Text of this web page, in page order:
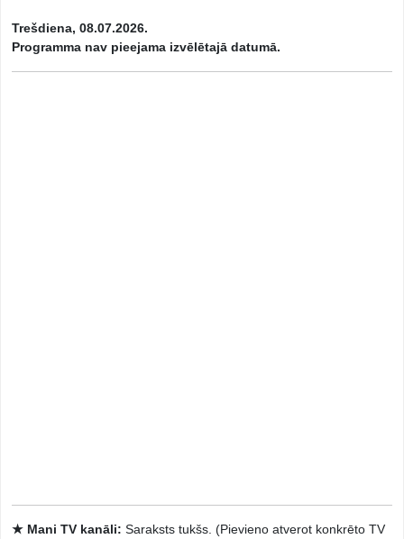
Trešdiena, 08.07.2026.
Programma nav pieejama izvēlētajā datumā.
★ Mani TV kanāli: Saraksts tukšs. (Pievieno atverot konkrēto TV